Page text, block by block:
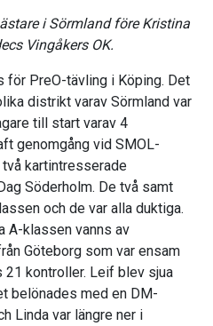
i Sörmland före Kristina
Vingåkers OK.
för PreO-tävling i Köping. Det
distrikt varav Sörmland var
till start varav 4
genomgång vid SMOL-
kartintresserade
Söderholm. De två samt
och de var alla duktiga.
A-klassen vanns av
Göteborg som var ensam
21 kontroller. Leif blev sjua
belönades med en DM-
Linda var längre ner i